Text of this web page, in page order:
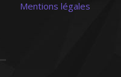
Mentions légales